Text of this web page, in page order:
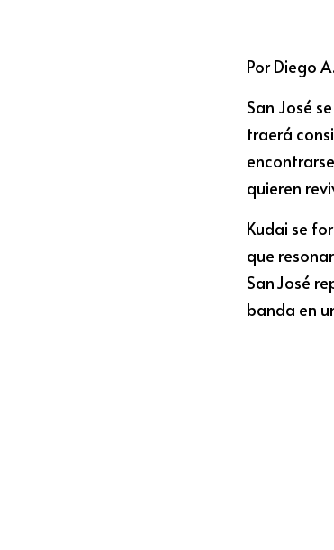
Por Diego
San José
traerá
quieren
Kudai se
que
San José
banda en